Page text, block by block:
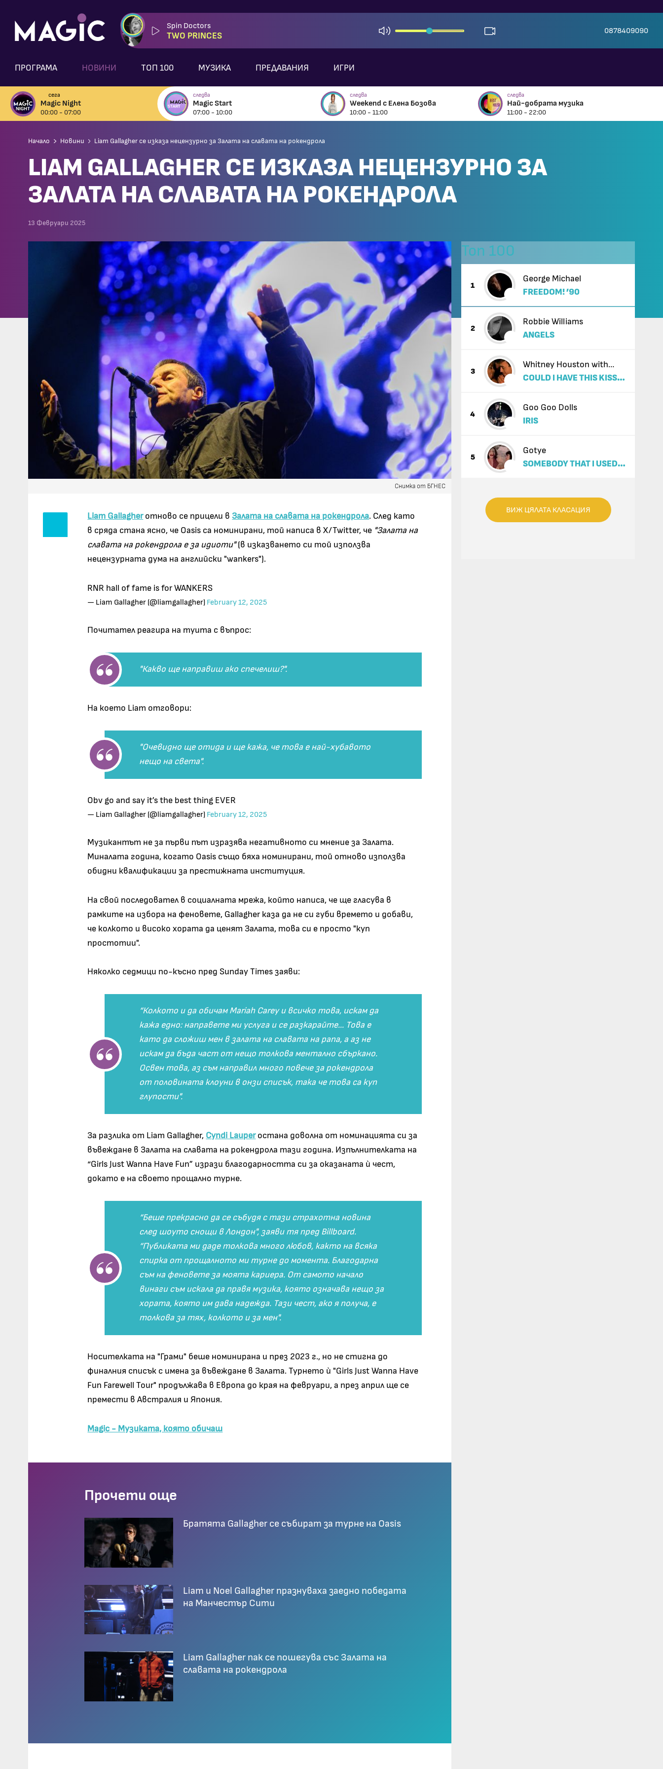
Spin Doctors
TWO PRINCES
0878409090
ПРОГРАМА НОВИНИ ТОП 100 МУЗИКА ПРЕДАВАНИЯ ИГРИ
сега
Magic Night
00:00 - 07:00
следва
Magic Start
07:00 - 10:00
следва
Weekend с Елена Бозова
10:00 - 11:00
следва
Най-добрата музика
11:00 - 22:00
Начало Новини Liam Gallagher се изказа нецензурно за Залата на славата на рокендрола
LIAM GALLAGHER СЕ ИЗКАЗА НЕЦЕНЗУРНО ЗА
ЗАЛАТА НА СЛАВАТА НА РОКЕНДРОЛА
13 Февруари 2025
Снимка от БГНЕС
Liam Gallagherотново се прицели в Залата на славата на рокендрола. След като
в сряда стана ясно, че Oasis са номинирани, той написа в X/Twitter, че "Залата на
славата на рокендрола е за идиоти"(в изказването си той използва
нецензурната дума на английски "wankers").
RNR hall of fame is for WANKERS
— Liam Gallagher (@liamgallagher) February 12, 2025
Почитател реагира на туита с въпрос:
"Какво ще направиш ако спечелиш?".
На което Liam отговори:
"Очевидно ще отида и ще кажа, че това е най-хубавото
нещо на света".
Obv go and say it’s the best thing EVER
— Liam Gallagher (@liamgallagher) February 12, 2025
Музикантът не за първи път изразява негативното си мнение за Залата.
Миналата година, когато Oasis също бяха номинирани, той отново използва
обидни квалификации за престижната институция.
На свой последовател в социалната мрежа, който написа, че ще гласува в
рамките на избора на феновете, Gallagher каза да не си губи времето и добави,
че колкото и високо хората да ценят Залата, това си е просто "куп
простотии".
Няколко седмици по-късно пред Sunday Times заяви:
“Колкото и да обичам Mariah Carey и всичко това, искам да
кажа едно: направете ми услуга и се разкарайте... Това е
като да сложиш мен в залата на славата на рапа, а аз не
искам да бъда част от нещо толкова ментално сбъркано.
Освен това, аз съм направил много повече за рокендрола
от половината клоуни в онзи списък, така че това са куп
глупости".
За разлика от Liam Gallagher, Cyndi Lauperостана доволна от номинацията си за
въвеждане в Залата на славата на рокендрола тази година. Изпълнителката на
“Girls Just Wanna Have Fun” изрази благодарността си за оказаната ѝ чест,
докато е на своето прощално турне.
“Беше прекрасно да се събудя с тази страхотна новина
след шоуто снощи в Лондон", заяви тя пред Billboard.
“Публиката ми даде толкова много любов, както на всяка
спирка от прощалното ми турне до момента. Благодарна
съм на феновете за моята кариера. От самото начало
винаги съм искала да правя музика, която означава нещо за
хората, която им дава надежда. Тази чест, ако я получа, е
толкова за тях, колкото и за мен".
Носителката на "Грами" беше номинирана и през 2023 г., но не стигна до
финалния списък с имена за въвеждане в Залата. Турнето ѝ "Girls Just Wanna Have
Fun Farewell Tour" продължава в Европа до края на февруари, а през април ще се
премести в Австралия и Япония.
Magic - Музиката, която обичаш
Прочети още
Братята Gallagher се събират за турне на Oasis
Liam и Noel Gallagher празнуваха заедно победата
на Манчестър Сити
Liam Gallagher пак се пошегува със Залата на
славата на рокендрола
Топ 100
1
George Michael
FREEDOM! ’90
2
Robbie Williams
ANGELS
3
Whitney Houston with
Enrique Iglesias
COULD I HAVE THIS KISS
4
Goo Goo Dolls
IRIS
5
Gotye
SOMEBODY THAT I USED
ВИЖ ЦЯЛАТА КЛАСАЦИЯ